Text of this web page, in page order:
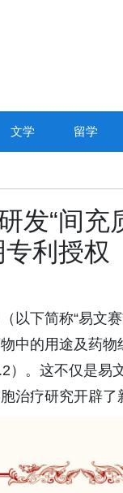
文学 留学
发“间
利授权
以下简称“易文
中的用途及药
）。这不仅是易
治疗研究开辟了